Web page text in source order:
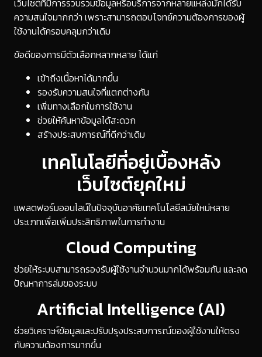
ความสนใจมากกว่า เพราะสามารถตอบโจทย์ความต้องการของผู้
ใช้งานได้ครอบคลุมกว่าเดิม
ข้อดีของการมีตัวเลือกหลากหลาย ได้แก่
เข้าถึงเนื้อหาได้มากขึ้น
รองรับความสนใจที่แตกต่างกัน
เพิ่มทางเลือกในการใช้งาน
ช่วยให้ค้นหาข้อมูลได้สะดวก
สร้างประสบการณ์ที่ดีกว่าเดิม
เทคโนโลยีที่อยู่เบื้องหลัง
เว็บไซต์ยุคใหม่
แพลตฟอร์มออนไลน์ในปัจจุบันอาศัยเทคโนโลยีสมัยใหม่หลาย
ประเภทเพื่อเพิ่มประสิทธิภาพในการทำงาน
Cloud Computing
ช่วยให้ระบบสามารถรองรับผู้ใช้งานจำนวนมากได้พร้อมกัน และลด
ปัญหาการล่มของระบบ
Artificial Intelligence (AI)
ช่วยวิเคราะห์ข้อมูลและปรับปรุงประสบการณ์ของผู้ใช้งานให้ตรง
กับความต้องการมากขึ้น